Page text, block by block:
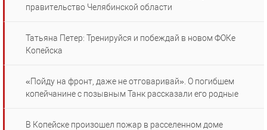
правительство Челябинской области
Татьяна Петер: Тренируйся и побеждай в новом ФОКе
Копейска
«Пойду на фронт, даже не отговаривай». О погибшем
копейчанине с позывным Танк рассказали его родные
В Копейске произошел пожар в расселенном доме